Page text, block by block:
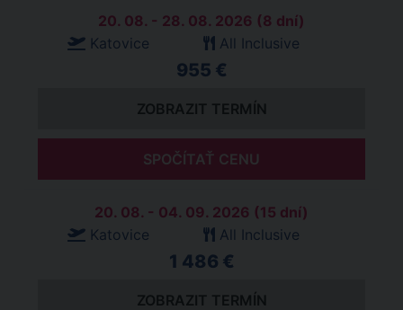
20. 08. - 28. 08. 2026 (8 dní)
Katovice
All Inclusive
955 €
ZOBRAZIT TERMÍN
SPOČÍTAŤ CENU
20. 08. - 04. 09. 2026 (15 dní)
Katovice
All Inclusive
1 486 €
ZOBRAZIT TERMÍN